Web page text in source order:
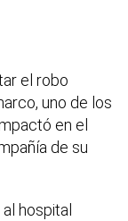
el robo
uno de los
en el
de su
hospital